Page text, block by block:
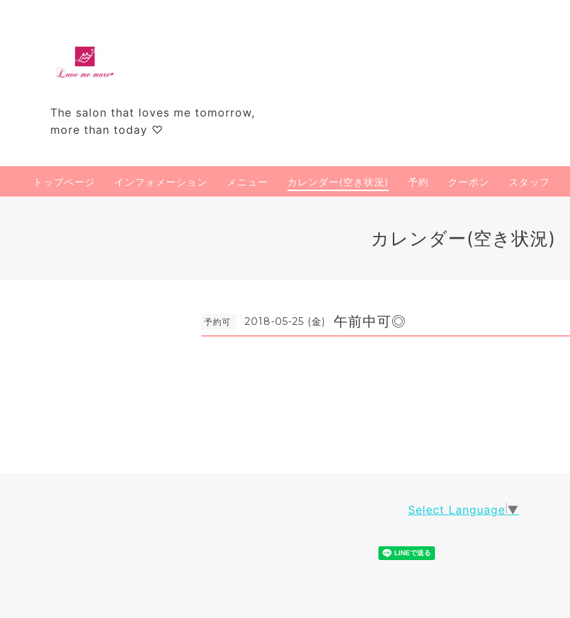
The salon that loves me tomorrow,
more than today ♡
トップページ インフォメーション メニュー カレンダー(空き状況) 予約 クーポン スタッフ
カレンダー(空き状況)
予約可 2018-05-25 (金) 午前中可◎
Select Language ▼